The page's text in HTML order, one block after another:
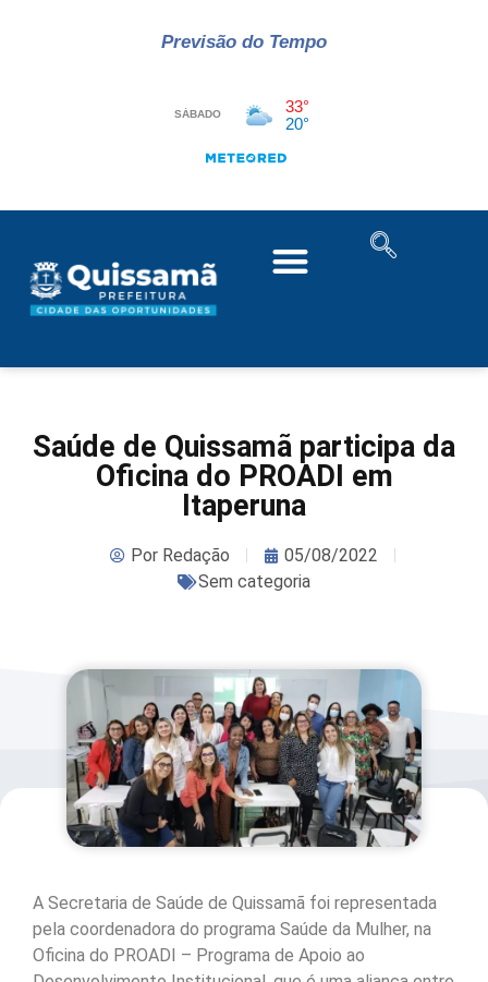
Previsão do Tempo
Saúde de Quissamã participa da
Oficina do PROADI em
Itaperuna
PorRedação
05/08/2022
Sem categoria
A Secretaria de Saúde de Quissamã foi representada
pela coordenadora do programa Saúde da Mulher, na
Oficina do PROADI – Programa de Apoio ao